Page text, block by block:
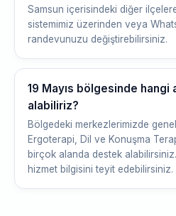
Samsun içerisindeki diğer
sistemimiz üzerinden veya
randevunuzu değiştirebilirsiniz.
19 Mayıs bölgesinde
alabiliriz?
Bölgedeki merkezlerimizde
Ergoterapi, Dil ve Konuşma
birçok alanda destek
hizmet bilgisini teyit edebilirsiniz.